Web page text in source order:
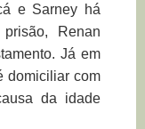
e Sarney há
Renan
Já em
domiciliar com
da idade